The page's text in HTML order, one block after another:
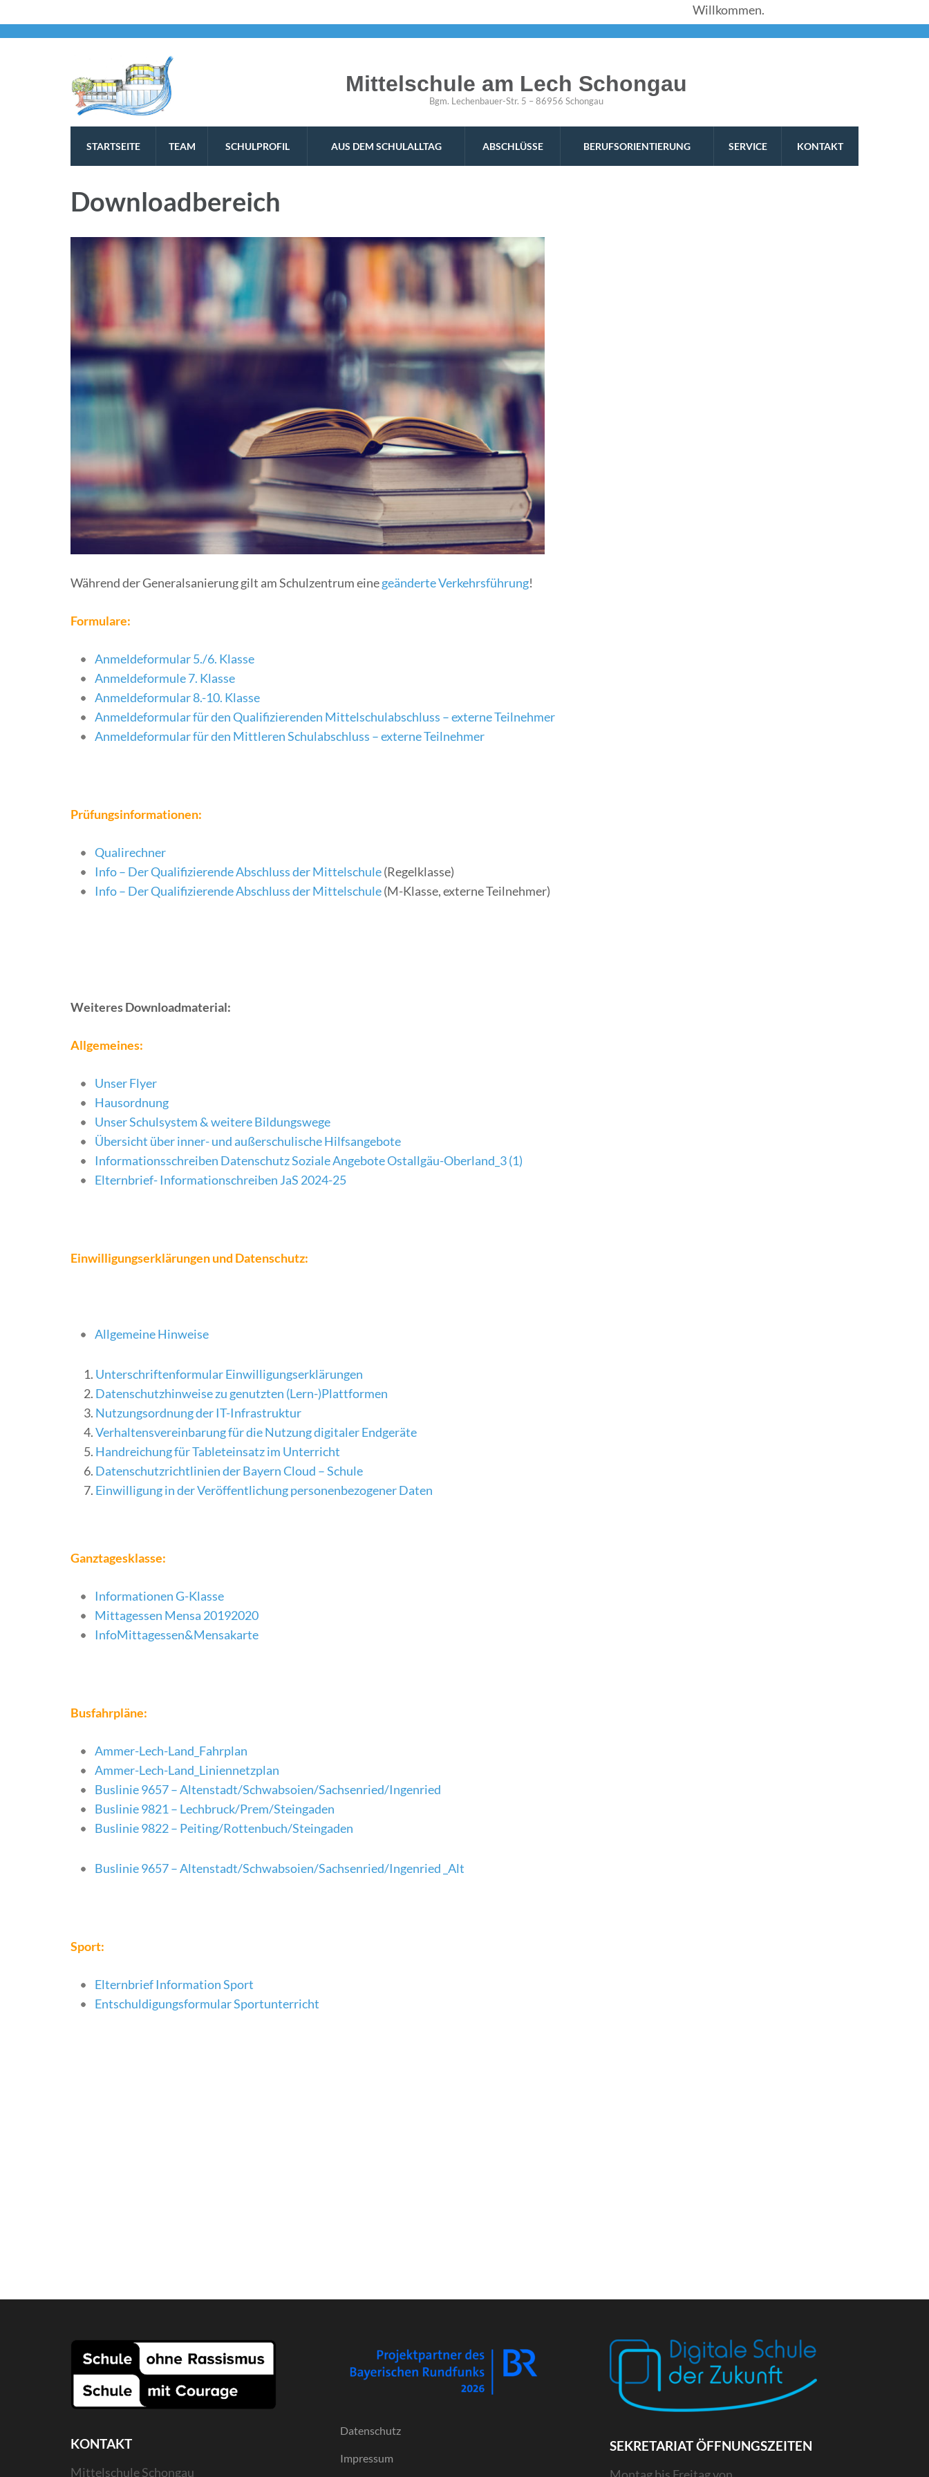
Willkommen.
Mittelschule am Lech Schongau
Bgm. Lechenbauer-Str. 5 – 86956 Schongau
STARTSEITE TEAM SCHULPROFIL AUS DEM SCHULALLTAG ABSCHLÜSSE BERUFSORIENTIERUNG SERVICE KONTAKT
Downloadbereich
Während der Generalsanierung gilt am Schulzentrum einegeänderte Verkehrsführung!
Formulare:
Anmeldeformular 5./6. Klasse
Anmeldeformule 7. Klasse
Anmeldeformular 8.-10. Klasse
Anmeldeformular für den Qualifizierenden Mittelschulabschluss – externe Teilnehmer
Anmeldeformular für den Mittleren Schulabschluss – externe Teilnehmer
Prüfungsinformationen:
Qualirechner
Info – Der Qualifizierende Abschluss der Mittelschule(Regelklasse)
Info – Der Qualifizierende Abschluss der Mittelschule(M-Klasse, externe Teilnehmer)
Weiteres Downloadmaterial:
Allgemeines:
Unser Flyer
Hausordnung
Unser Schulsystem & weitere Bildungswege
Übersicht über inner- und außerschulische Hilfsangebote
Informationsschreiben Datenschutz Soziale Angebote Ostallgäu-Oberland_3 (1)
Elternbrief- Informationschreiben JaS 2024-25
Einwilligungserklärungen und Datenschutz:
Allgemeine Hinweise
Unterschriftenformular Einwilligungserklärungen
Datenschutzhinweise zu genutzten (Lern-)Plattformen
Nutzungsordnung der IT-Infrastruktur
Verhaltensvereinbarung für die Nutzung digitaler Endgeräte
Handreichung für Tableteinsatz im Unterricht
Datenschutzrichtlinien der Bayern Cloud – Schule
Einwilligung in der Veröffentlichung personenbezogener Daten
Ganztagesklasse:
Informationen G-Klasse
Mittagessen Mensa 20192020
InfoMittagessen&Mensakarte
Busfahrpläne:
Ammer-Lech-Land_Fahrplan
Ammer-Lech-Land_Liniennetzplan
Buslinie 9657 – Altenstadt/Schwabsoien/Sachsenried/Ingenried
Buslinie 9821 – Lechbruck/Prem/Steingaden
Buslinie 9822 – Peiting/Rottenbuch/Steingaden
Buslinie 9657 – Altenstadt/Schwabsoien/Sachsenried/Ingenried _Alt
Sport:
Elternbrief Information Sport
Entschuldigungsformular Sportunterricht
KONTAKT
Mittelschule Schongau
Datenschutz
Impressum
SEKRETARIAT ÖFFNUNGSZEITEN
Montag bis Freitag von